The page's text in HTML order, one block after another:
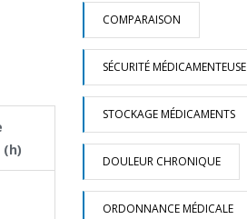
(h)
COMPARAISON
SÉCURITÉ MÉDICAMENTEUSE
STOCKAGE MÉDICAMENTS
DOULEUR CHRONIQUE
ORDONNANCE MÉDICALE